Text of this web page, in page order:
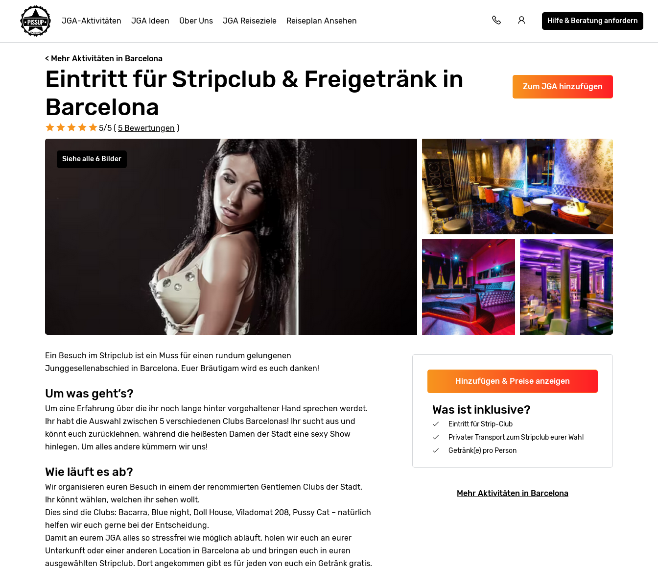
JGA-Aktivitäten JGA Ideen Über Uns JGA Reiseziele Reiseplan Ansehen Hilfe & Beratung anfordern
< Mehr Aktivitäten in Barcelona
Zum JGA hinzufügen
Eintritt für Stripclub & Freigetränk in
Barcelona
5/5 ( 5 Bewertungen )
Siehe alle 6 Bilder
Hinzufügen & Preise anzeigen
Was ist inklusive?
Eintritt für Strip-Club
Privater Transport zum Stripclub eurer Wahl
Getränk(e) pro Person
Mehr Aktivitäten in Barcelona
Ein Besuch im Stripclub ist ein Muss für einen rundum gelungenen
Junggesellenabschied in Barcelona. Euer Bräutigam wird es euch danken!
Um was geht’s?
Um eine Erfahrung über die ihr noch lange hinter vorgehaltener Hand sprechen werdet.
Ihr habt die Auswahl zwischen 5 verschiedenen Clubs Barcelonas! Ihr sucht aus und
könnt euch zurücklehnen, während die heißesten Damen der Stadt eine sexy Show
hinlegen. Um alles andere kümmern wir uns!
Wie läuft es ab?
Wir organisieren euren Besuch in einem der renommierten Gentlemen Clubs der Stadt.
Ihr könnt wählen, welchen ihr sehen wollt.
Dies sind die Clubs: Bacarra, Blue night, Doll House, Viladomat 208, Pussy Cat – natürlich
helfen wir euch gerne bei der Entscheidung.
Damit an eurem JGA alles so stressfrei wie möglich abläuft, holen wir euch an eurer
Unterkunft oder einer anderen Location in Barcelona ab und bringen euch in euren
ausgewählten Stripclub. Dort angekommen gibt es für jeden von euch ein Getränk gratis.